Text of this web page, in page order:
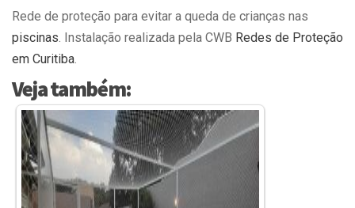
Rede de proteção para evitar a queda de crianças nas
piscinas . Instalação realizada pela CWB Redes de Proteção
em Curitiba
Veja também: